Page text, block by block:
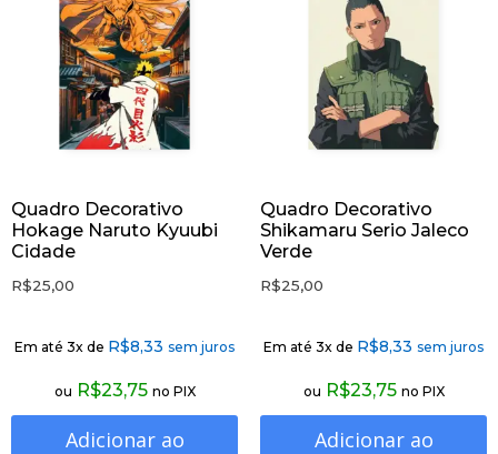
Quadro Decorativo
Hokage Naruto Kyuubi
Cidade
R$25,00
Em até 3x de R$8,33 sem juros
ou R$23,75 no PIX
Adicionar ao
Quadro Decorativo
Shikamaru Serio Jaleco
Verde
R$25,00
Em até 3x de R$8,33 sem juros
ou R$23,75 no PIX
Adicionar ao